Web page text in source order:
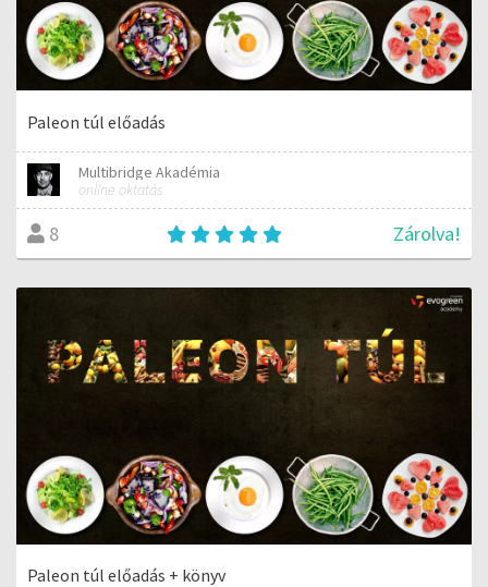
Paleon túl előadás
Multibridge Akadémia
online oktatás
8 Zárolva!
Paleon túl előadás + könyv